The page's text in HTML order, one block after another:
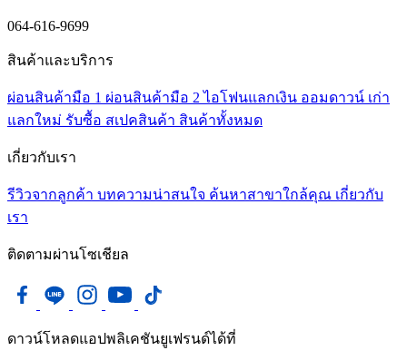
064-616-9699
สินค้าและบริการ
ผ่อนสินค้ามือ 1 ผ่อนสินค้ามือ 2ไอโฟนแลกเงิน ออมดาวน์ เก่า
แลกใหม่ รับซื้อ สเปคสินค้า สินค้าทั้งหมด
เกี่ยวกับเรา
รีวิวจากลูกค้า บทความน่าสนใจ ค้นหาสาขาใกล้คุณ เกี่ยวกับ
เรา
ติดตามผ่านโซเชียล
ดาวน์โหลดแอปพลิเคชันยูเฟรนด์ได้ที่